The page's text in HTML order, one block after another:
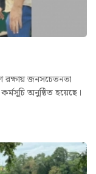
রক্ষায় জনসচেতনতা
অনুষ্ঠিত হয়েছে।